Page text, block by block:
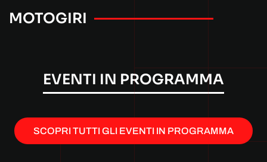
MOTOGIRI
EVENTI IN PROGRAMMA
SCOPRI TUTTI GLI EVENTI IN PROGRAMMA